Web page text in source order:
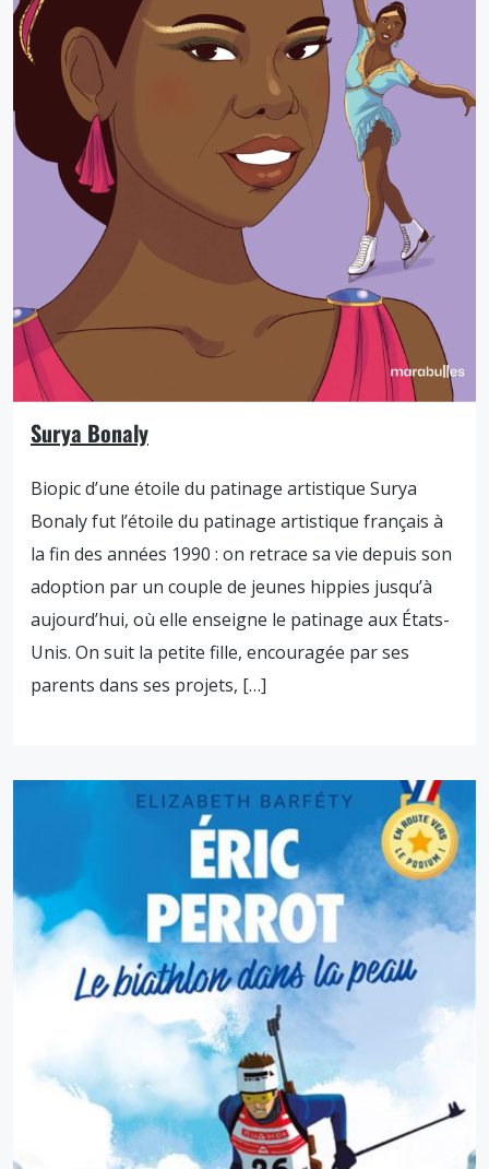
Surya Bonaly
Biopic d’une étoile du patinage artistique Surya
Bonaly fut l’étoile du patinage artistique français à
la fin des années 1990 : on retrace sa vie depuis son
adoption par un couple de jeunes hippies jusqu’à
aujourd’hui, où elle enseigne le patinage aux États-
Unis. On suit la petite fille, encouragée par ses
parents dans ses projets, […]